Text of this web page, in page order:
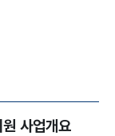
사업개요